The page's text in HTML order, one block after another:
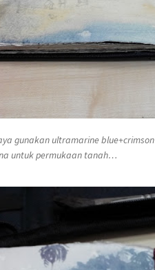
gunakanultramarine blue+crimson
untuk permukaan tanah…